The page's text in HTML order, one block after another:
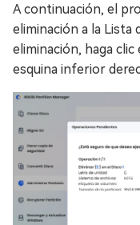
A continuación, el
eliminación a la Lista
eliminación, haga clic
esquina inferior